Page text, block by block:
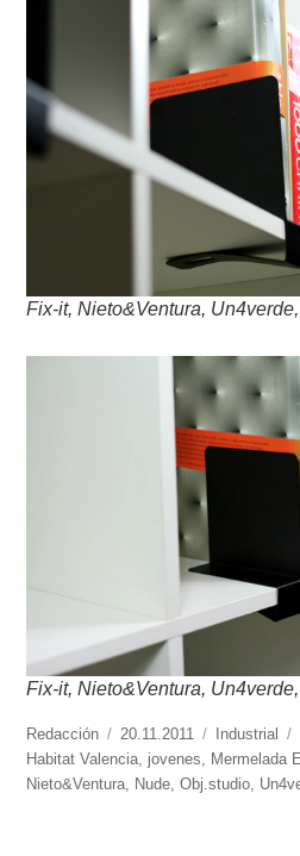
Fix-it, Nieto&Ventura,
Fix-it, Nieto&Ventura,
https://www.experimenta.es/author/
Redacción
Publicado
el
20.11.2011 Categorías
Industrial
Habitat Valencia, jovenes, Mermelada
Nieto&Ventura, Nude,Obj.studio,